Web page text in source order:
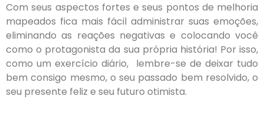
Com seus aspectos fortes e seus pontos de melhoria
mapeados fica mais fácil administrar suas emoções,
eliminando as reações negativas e colocando você
como o protagonista da sua própria história! Por isso,
como um exercício diário, lembre-se de deixar tudo
bem consigo mesmo, o seu passado bem resolvido, o
seu presente feliz e seu futuro otimista.